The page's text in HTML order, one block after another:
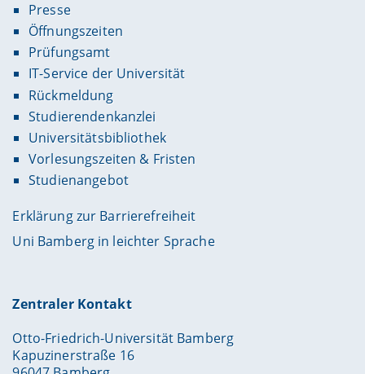
Presse
Öffnungszeiten
Prüfungsamt
IT-Service der Universität
Rückmeldung
Studierendenkanzlei
Universitätsbibliothek
Vorlesungszeiten & Fristen
Studienangebot
Erklärung zur Barrierefreiheit
Uni Bamberg in leichter Sprache
Zentraler Kontakt
Otto-Friedrich-Universität Bamberg
Kapuzinerstraße 16